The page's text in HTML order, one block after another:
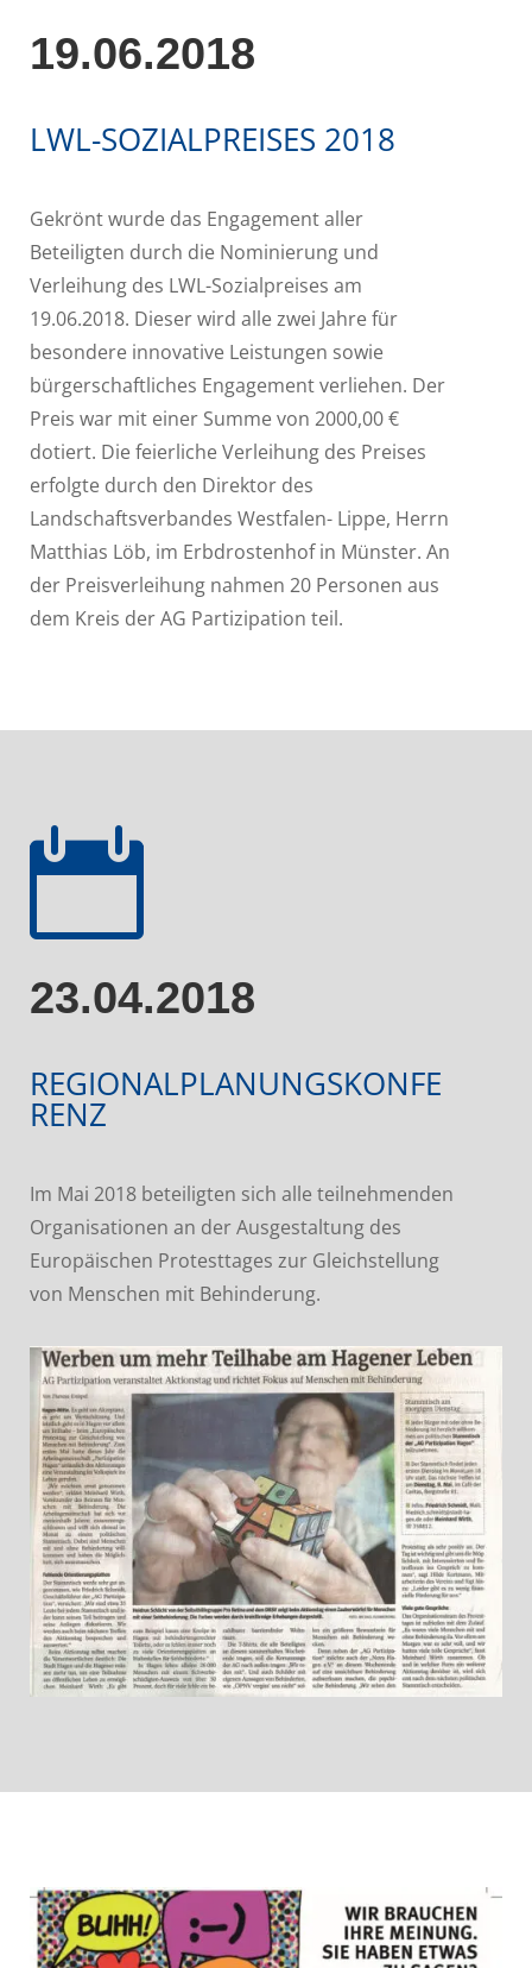
19.06.2018
LWL-SOZIALPREISES 2018
Gekrönt wurde das Engagement aller
Beteiligten durch die Nominierung und
Verleihung des LWL-Sozialpreises am
19.06.2018. Dieser wird alle zwei Jahre für
besondere innovative Leistungen sowie
bürgerschaftliches Engagement verliehen. Der
Preis war mit einer Summe von 2000,00 €
dotiert. Die feierliche Verleihung des Preises
erfolgte durch den Direktor des
Landschaftsverbandes Westfalen- Lippe, Herrn
Matthias Löb, im Erbdrostenhof in Münster. An
der Preisverleihung nahmen 20 Personen aus
dem Kreis der AG Partizipation teil.

23.04.2018
REGIONALPLANUNGSKONFE
RENZ
Im Mai 2018 beteiligten sich alle teilnehmenden
Organisationen an der Ausgestaltung des
Europäischen Protesttages zur Gleichstellung
von Menschen mit Behinderung.